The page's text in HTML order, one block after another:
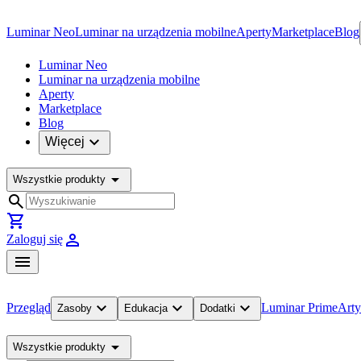
Luminar NeoLuminar na urządzenia mobilneApertyMarketplaceBlog
Luminar Neo
Luminar na urządzenia mobilne
Aperty
Marketplace
Blog
Więcej expand_more
Wszystkie produkty arrow_drop_down
search
shopping_cart
Zaloguj się person
menu
Przegląd Zasoby expand_more Edukacjaexpand_more Dodatki expand_more Luminar Prime
Wszystkie produkty arrow_drop_down